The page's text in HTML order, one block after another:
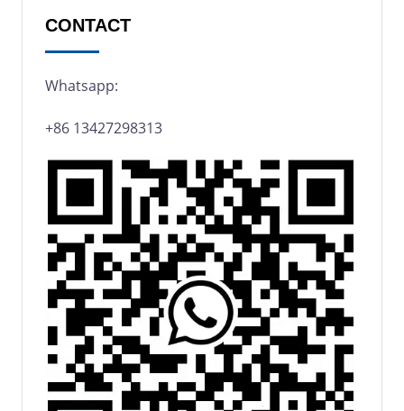
CONTACT
Whatsapp:
+86 13427298313